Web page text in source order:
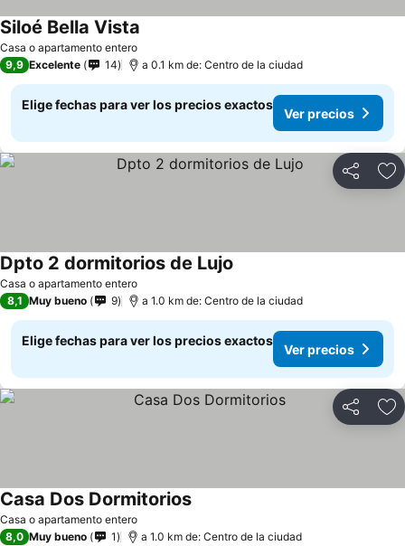
Casa o apartamento entero
Siloé Bella Vista
9,9 Excelente 14 a 0.1 km de: Centro de la ciudad
Elige fechas para ver los precios exactos
Ver precios
Compartir
Casa o apartamento entero
Dpto 2 dormitorios de Lujo
8,1 Muy bueno 9 a 1.0 km de: Centro de la ciudad
Elige fechas para ver los precios exactos
Ver precios
Compartir
Casa o apartamento entero
Casa Dos Dormitorios
8,0 Muy bueno 1 a 1.0 km de: Centro de la ciudad